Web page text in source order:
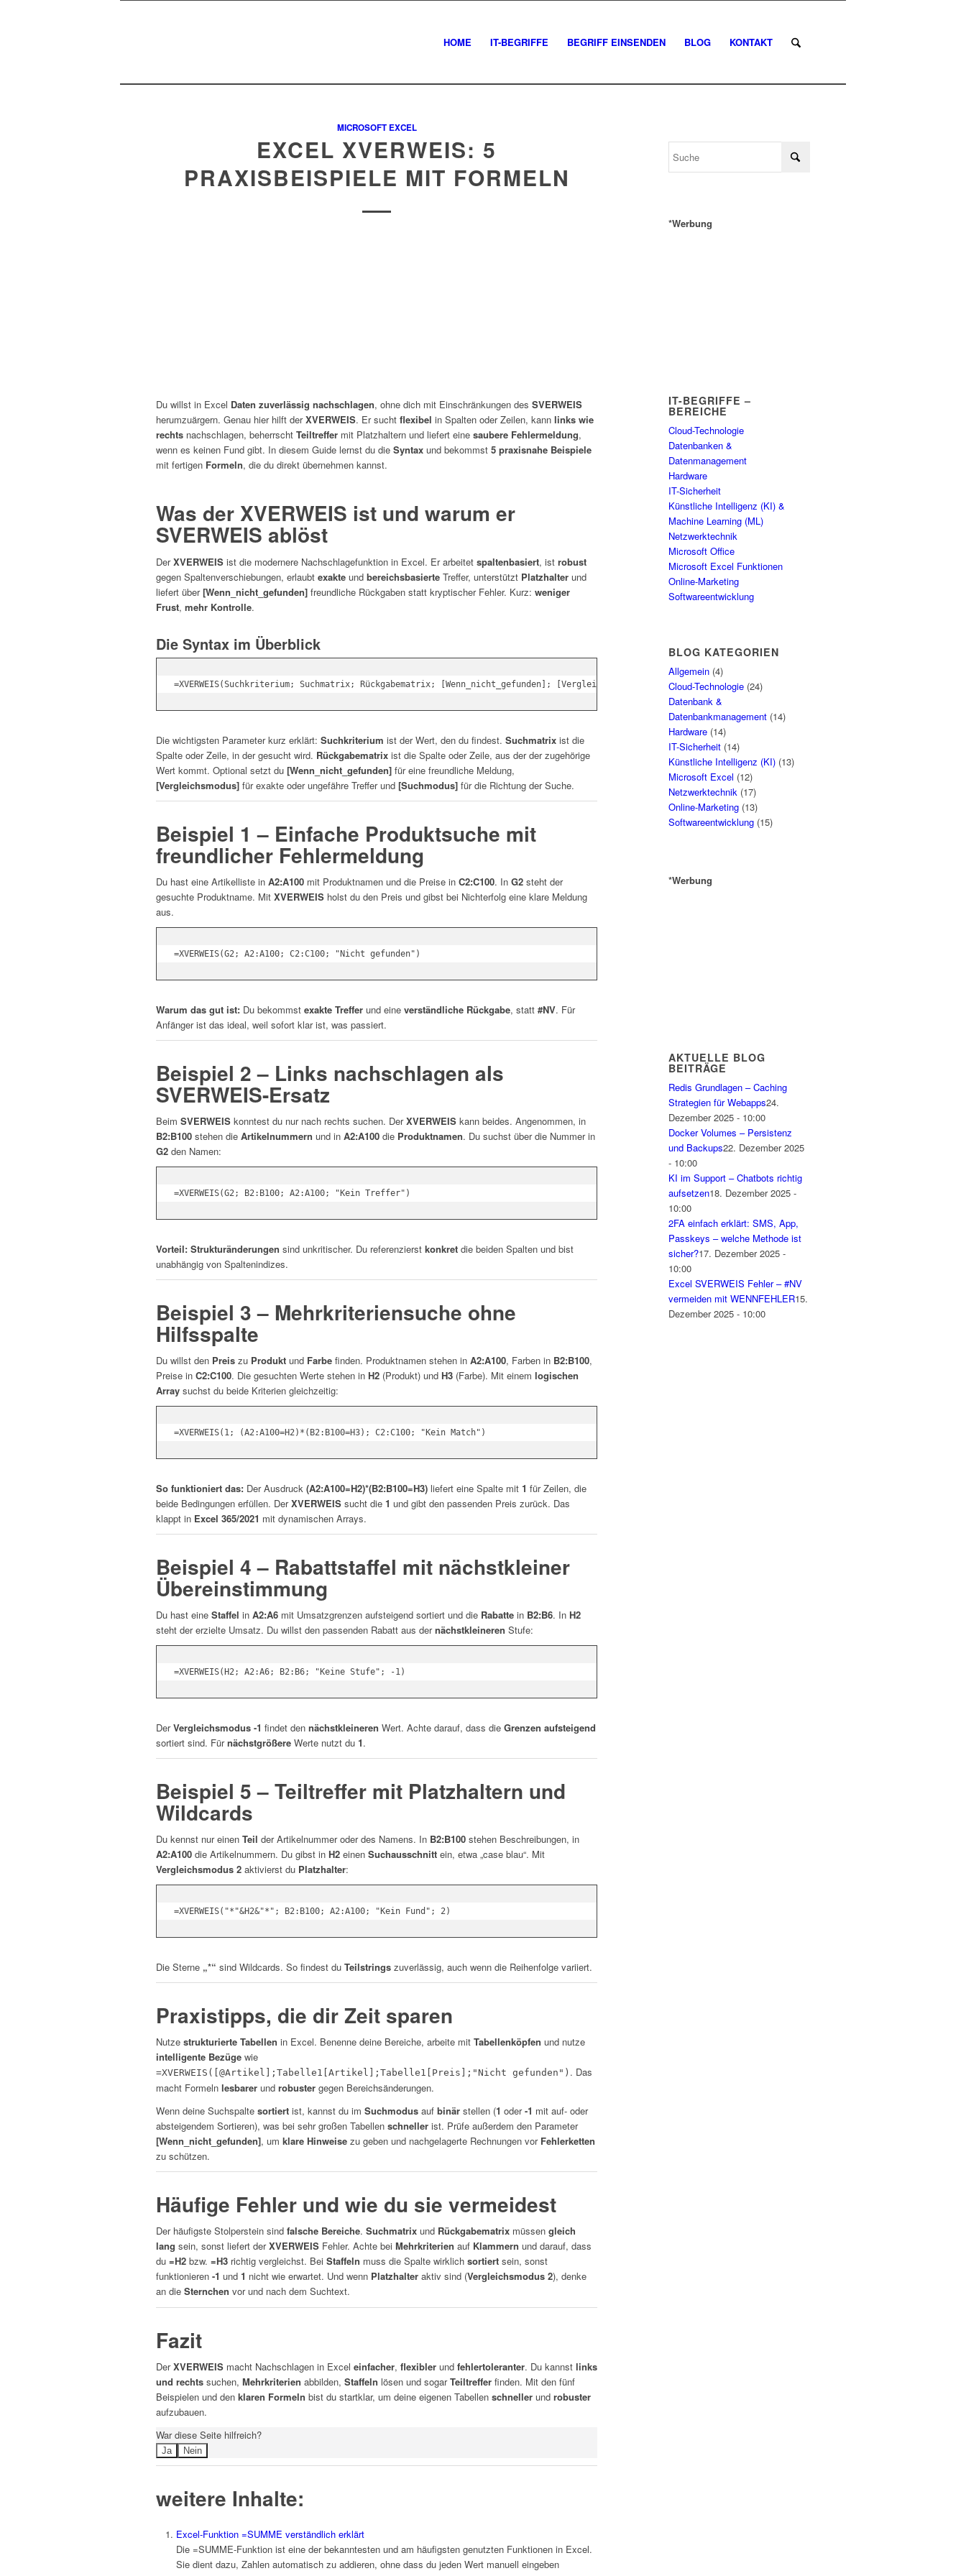
HOME IT-BEGRIFFE BEGRIFF EINSENDEN BLOG KONTAKT
MICROSOFT EXCEL
EXCEL XVERWEIS: 5
PRAXISBEISPIELE MIT FORMELN
Du willst in Excel Daten zuverlässig nachschlagen, ohne dich mit Einschränkungen des SVERWEIS
herumzuärgern. Genau hier hilft derXVERWEIS. Er sucht flexibel in Spalten oder Zeilen, kann links wie
rechts nachschlagen, beherrscht Teiltreffer mit Platzhaltern und liefert eine saubere Fehlermeldung,
wenn es keinen Fund gibt. In diesem Guide lernst du die Syntax und bekommst 5 praxisnahe Beispiele
mit fertigen Formeln, die du direkt übernehmen kannst.
Was der XVERWEIS ist und warum er
SVERWEIS ablöst
DerXVERWEIS ist die modernere Nachschlagefunktion in Excel. Er arbeitet spaltenbasiert, ist robust
gegen Spaltenverschiebungen, erlaubt exakte und bereichsbasierte Treffer, unterstützt Platzhalter und
liefert über[Wenn_nicht_gefunden] freundliche Rückgaben statt kryptischer Fehler. Kurz: weniger
Frust, mehr Kontrolle.
Die Syntax im Überblick
Die wichtigsten Parameter kurz erklärt: Suchkriterium ist der Wert, den du findest. Suchmatrix ist die
Spalte oder Zeile, in der gesucht wird. Rückgabematrix ist die Spalte oder Zeile, aus der der zugehörige
Wert kommt. Optional setzt du [Wenn_nicht_gefunden] für eine freundliche Meldung,
[Vergleichsmodus] für exakte oder ungefähre Treffer und [Suchmodus] für die Richtung der Suche.
Beispiel 1 – Einfache Produktsuche mit
freundlicher Fehlermeldung
Du hast eine Artikelliste in A2:A100 mit Produktnamen und die Preise in C2:C100. In G2 steht der
gesuchte Produktname. Mit XVERWEIS holst du den Preis und gibst bei Nichterfolg eine klare Meldung
aus.
Warum das gut ist: Du bekommst exakte Treffer und eine verständliche Rückgabe, statt #NV. Für
Anfänger ist das ideal, weil sofort klar ist, was passiert.
Beispiel 2 – Links nachschlagen als
SVERWEIS-Ersatz
Beim SVERWEIS konntest du nur nach rechts suchen. DerXVERWEIS kann beides. Angenommen, in
B2:B100 stehen die Artikelnummern und in A2:A100 die Produktnamen. Du suchst über die Nummer in
G2 den Namen:
Vorteil: Strukturänderungen sind unkritischer. Du referenzierst konkret die beiden Spalten und bist
unabhängig von Spaltenindizes.
Beispiel 3 – Mehrkriteriensuche ohne
Hilfsspalte
Du willst den Preis zu Produkt und Farbe finden. Produktnamen stehen in A2:A100, Farben in B2:B100,
Preise in C2:C100. Die gesuchten Werte stehen in H2 (Produkt) und H3 (Farbe). Mit einem logischen
Array suchst du beide Kriterien gleichzeitig:
So funktioniert das: Der Ausdruck (A2:A100=H2)*(B2:B100=H3) liefert eine Spalte mit 1 für Zeilen, die
beide Bedingungen erfüllen. DerXVERWEIS sucht die 1 und gibt den passenden Preis zurück. Das
klappt in Excel 365/2021 mit dynamischen Arrays.
Beispiel 4 – Rabattstaffel mit nächstkleiner
Übereinstimmung
Du hast eine Staffel in A2:A6 mit Umsatzgrenzen aufsteigend sortiert und die Rabatte in B2:B6. In H2
steht der erzielte Umsatz. Du willst den passenden Rabatt aus dernächstkleineren Stufe:
DerVergleichsmodus -1 findet den nächstkleineren Wert. Achte darauf, dass die Grenzen aufsteigend
sortiert sind. Fürnächstgrößere Werte nutzt du 1.
Beispiel 5 – Teiltreffer mit Platzhaltern und
Wildcards
Du kennst nur einen Teil der Artikelnummer oder des Namens. In B2:B100 stehen Beschreibungen, in
A2:A100 die Artikelnummern. Du gibst in H2 einen Suchausschnitt ein, etwa „case blau“. Mit
Vergleichsmodus 2 aktivierst du Platzhalter:
Die Sterne „*“ sind Wildcards. So findest du Teilstrings zuverlässig, auch wenn die Reihenfolge variiert.
Praxistipps, die dir Zeit sparen
Nutze strukturierte Tabellen in Excel. Benenne deine Bereiche, arbeite mit Tabellenköpfen und nutze
intelligente Bezüge wie
=XVERWEIS([@Artikel];Tabelle1[Artikel];Tabelle1[Preis];"Nicht gefunden") . Das
macht Formeln lesbarer und robuster gegen Bereichsänderungen.
Wenn deine Suchspalte sortiert ist, kannst du im Suchmodus auf binär stellen (1 oder-1 mit auf- oder
absteigendem Sortieren), was bei sehr großen Tabellen schneller ist. Prüfe außerdem den Parameter
[Wenn_nicht_gefunden], um klare Hinweise zu geben und nachgelagerte Rechnungen vor Fehlerketten
zu schützen.
Häufige Fehler und wie du sie vermeidest
Der häufigste Stolperstein sind falsche Bereiche. Suchmatrix und Rückgabematrix müssen gleich
lang sein, sonst liefert derXVERWEIS Fehler. Achte bei Mehrkriterien auf Klammern und darauf, dass
du =H2 bzw. =H3 richtig vergleichst. Bei Staffeln muss die Spalte wirklich sortiert sein, sonst
funktionieren -1 und 1 nicht wie erwartet. Und wenn Platzhalter aktiv sind (Vergleichsmodus 2), denke
an die Sternchen vor und nach dem Suchtext.
Fazit
DerXVERWEIS macht Nachschlagen in Excel einfacher, flexibler und fehlertoleranter. Du kannst links
und rechts suchen, Mehrkriterien abbilden, Staffeln lösen und sogarTeiltreffer finden. Mit den fünf
Beispielen und den klaren Formeln bist du startklar, um deine eigenen Tabellen schneller und robuster
aufzubauen.
War diese Seite hilfreich?
Ja Nein
weitere Inhalte:
Excel-Funktion =SUMME verständlich erklärt
Die =SUMME-Funktion ist eine der bekanntesten und am häufigsten genutzten Funktionen in Excel.
Sie dient dazu, Zahlen automatisch zu addieren, ohne dass du jeden Wert manuell eingeben
*Werbung
IT-BEGRIFFE –
BEREICHE
Cloud-Technologie
Datenbanken &
Datenmanagement
Hardware
IT-Sicherheit
Künstliche Intelligenz (KI) &
Machine Learning (ML)
Netzwerktechnik
Microsoft Office
Microsoft Excel Funktionen
Online-Marketing
Softwareentwicklung
BLOG KATEGORIEN
Allgemein (4)
Cloud-Technologie (24)
Datenbank &
Datenbankmanagement (14)
Hardware (14)
IT-Sicherheit (14)
Künstliche Intelligenz (KI) (13)
Microsoft Excel (12)
Netzwerktechnik (17)
Online-Marketing (13)
Softwareentwicklung (15)
*Werbung
AKTUELLE BLOG
BEITRÄGE
Redis Grundlagen – Caching
Strategien für Webapps24.
Dezember 2025 - 10:00
Docker Volumes – Persistenz
und Backups22. Dezember 2025
- 10:00
KI im Support – Chatbots richtig
aufsetzen18. Dezember 2025 -
10:00
2FA einfach erklärt: SMS, App,
Passkeys – welche Methode ist
sicher?17. Dezember 2025 -
10:00
Excel SVERWEIS Fehler – #NV
vermeiden mit WENNFEHLER15.
Dezember 2025 - 10:00